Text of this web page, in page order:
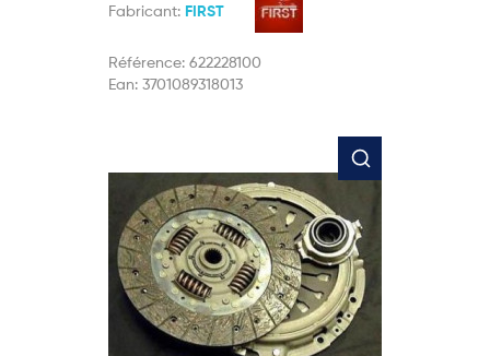
Fabricant: FIRST
Référence: 622228100
Ean: 3701089318013